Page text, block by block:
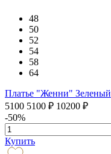
48
50
52
54
58
64
Платье "Женни" Зеленый
5100 5100 ₽ 10200 ₽
-50%
Купить